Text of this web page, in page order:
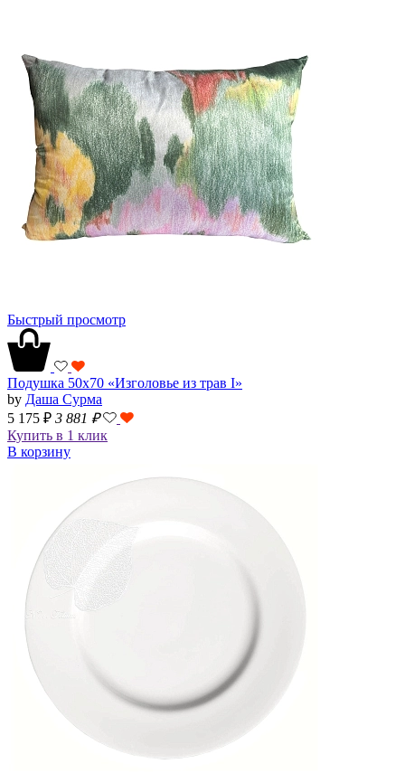
Быстрый просмотр
Подушка 50x70 «Изголовье из трав I»
by Даша Сурма
5 175 ₽ 3 881 ₽
Купить в 1 клик
В корзину